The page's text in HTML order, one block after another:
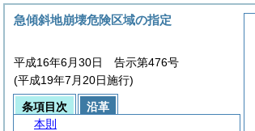
急傾斜地崩壊危険区域の指定
平成16年6月30日 告示第476号
(平成19年7月20日施行)
条項目次
沿革
本則